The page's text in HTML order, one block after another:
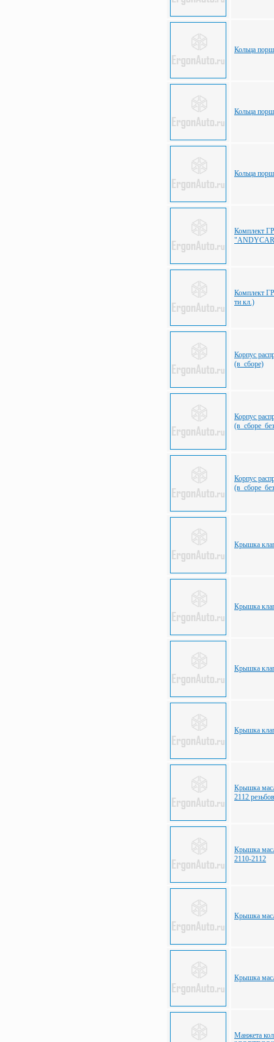
Кольца
Кольца
Кольца
Комплект
Комплект
ти кл.)
Корпус
(в_сборе)
Корпус
Корпус
Крышка
Крышка
Крышка
Крышка
Крышка
2112
Крышка
2110-2112
Крышка
Крышка
Манжета